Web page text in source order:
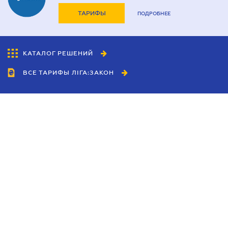
ТАРИФЫ ПОДРОБНЕЕ
КАТАЛОГ РЕШЕНИЙ
ВСЕ ТАРИФЫ ЛІГА:ЗАКОН